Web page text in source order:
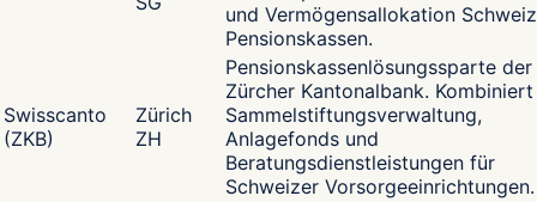
und Vermögensallokation
Pensionskassen.
Swisscanto
(ZKB)
Zürich
ZH
Pensionskassenlösungssparte der
Zürcher Kantonalbank. Kombiniert
Sammelstiftungsverwaltung,
Anlagefonds und
Beratungsdienstleistungen für
Schweizer Vorsorgeeinrichtungen.